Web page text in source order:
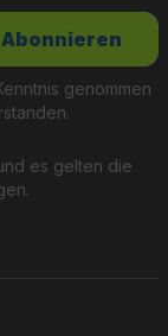
es gelten die
.
genommen
Abonnieren